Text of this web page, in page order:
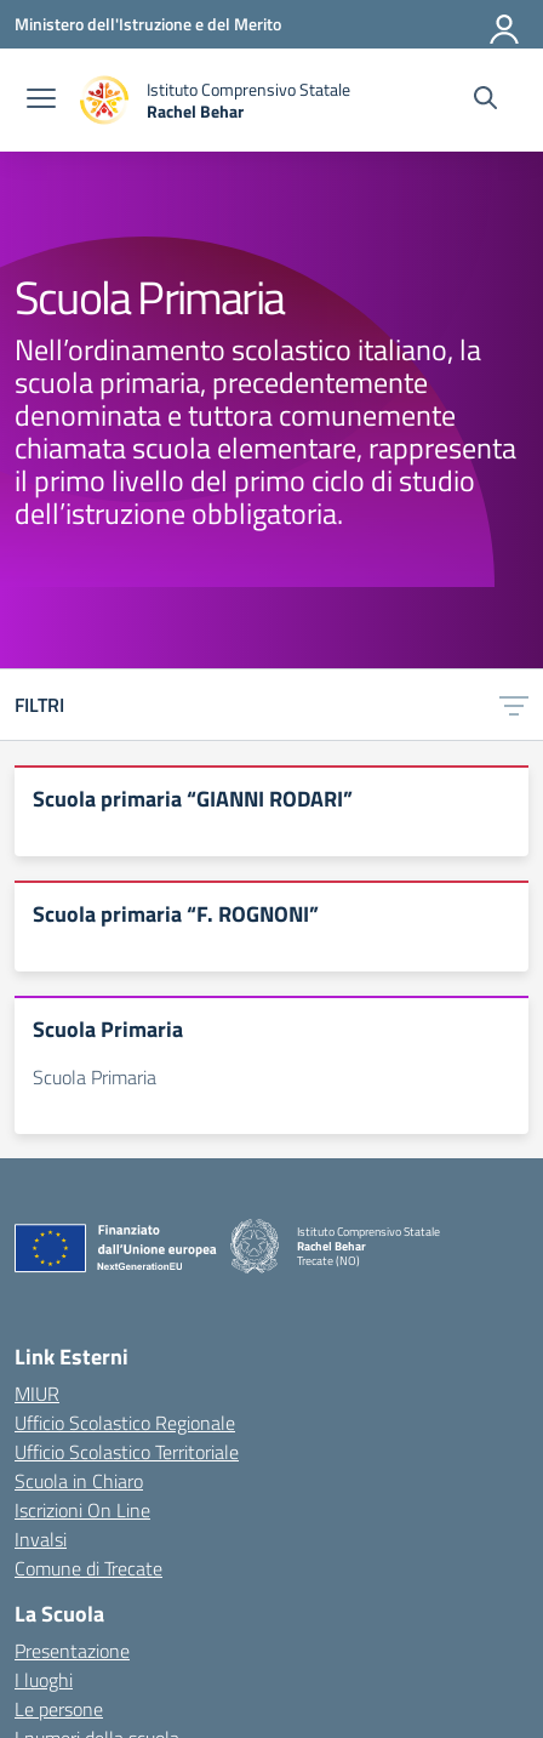
Vai ai contenuti
Vai al menu di navigazione
Vai al footer
Ministero dell'Istruzione e del Merito
Istituto Comprensivo Statale
Rachel Behar
Scuola Primaria
Nell’ordinamento scolastico italiano, la
scuola primaria, precedentemente
denominata e tuttora comunemente
chiamata scuola elementare, rappresenta
il primo livello del primo ciclo di studio
dell’istruzione obbligatoria.
FILTRI
Scuola primaria “GIANNI RODARI”
Scuola primaria “F. ROGNONI”
Scuola Primaria
Scuola Primaria
Istituto Comprensivo Statale
Rachel Behar
Trecate (NO)
Link Esterni
MIUR
Ufficio Scolastico Regionale
Ufficio Scolastico Territoriale
Scuola in Chiaro
Iscrizioni On Line
Invalsi
Comune di Trecate
La Scuola
Presentazione
I luoghi
Le persone